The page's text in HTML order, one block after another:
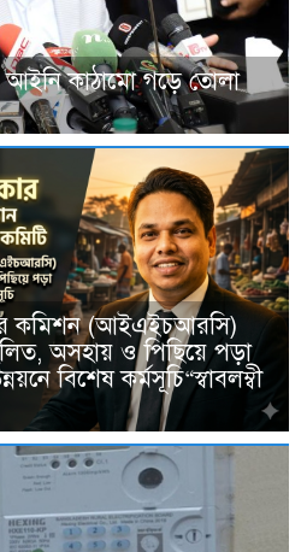
আইনি কাঠামো গড়ে তোলা
কমিশন (আইএইচআরসি)
অসহায় ও পিছিয়ে পড়া
বিশেষ কর্মসূচি“স্বাবলম্বী